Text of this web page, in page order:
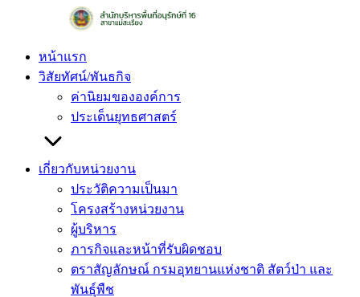
หน้าแรก
วิสัยทัศน์/พันธกิจ
ค่านิยมขององค์การ
ประเด็นยุทธศาสตร์
เกี่ยวกับหน่วยงาน
ประวัติความเป็นมา
โครงสร้างหน่วยงาน
ผู้บริหาร
ภารกิจและหน้าที่รับผิดชอบ
ตราสัญลักษณ์ กรมอุทยานแห่งชาติ สัตว์ป่า และ
พันธุ์พืช